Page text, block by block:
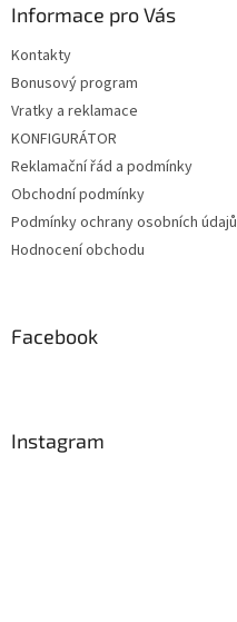
Informace pro Vás
Kontakty
Bonusový program
Vratky a reklamace
KONFIGURÁTOR
Reklamační řád a podmínky
Obchodní podmínky
Podmínky ochrany osobních údajů
Hodnocení obchodu
Facebook
Instagram